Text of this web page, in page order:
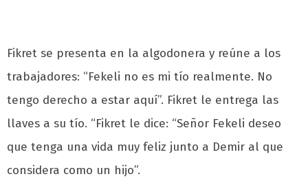
Fikret se presenta en la algodonera y reúne a los
trabajadores: “Fekeli no es mi tío realmente. No
tengo derecho a estar aquí”. Fikret le entrega las
llaves a su tío. “Fikret le dice: “Señor Fekeli deseo
que tenga una vida muy feliz junto a Demir al que
considera como un hijo”.